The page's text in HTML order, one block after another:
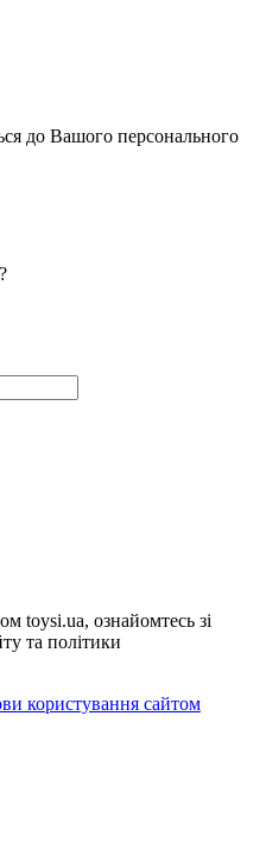
до Вашого персонального
toysi.ua, ознайомтесь зі
та політики
користування сайтом